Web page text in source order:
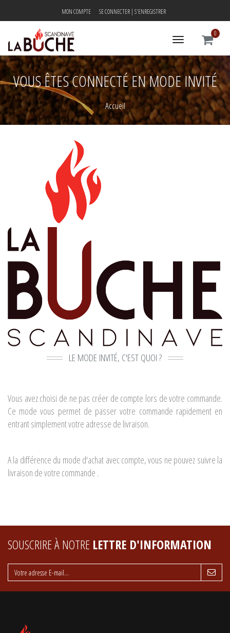
MON COMPTE SE CONNECTER | S'ENREGISTRER
Toggle
navigation
0
VOUS ÊTES CONNECTÉ EN MODE INVITÉ
Accueil
LE MODE INVITÉ, C'EST QUOI ?
Vous avez choisi de ne pas créer de compte lors de votre commande.
Ce mode vous permet de passer votre commande rapidement en
entrant simplement votre adresse de livraison.
A la différence du mode d'achat avec compte, vous ne pouvez suivre la
livraison de votre commande .
SOUSCRIRE À NOTRE LETTRE D'INFORMATION